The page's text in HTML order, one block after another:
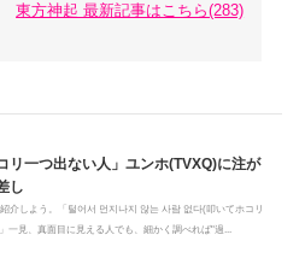
東方神起 最新記事はこちら(283)
リ一つ出ない人」ユンホ(TVXQ)に注が
し
介しよう。「털어서 먼지나지 않는 사람 없다(叩いてホコリ
一見、真面目に見える人でも、細かく調べれば"過...